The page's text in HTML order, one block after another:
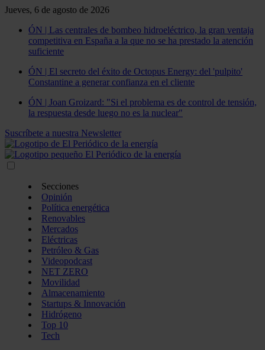
Jueves, 6 de agosto de 2026
ÓN | Las centrales de bombeo hidroeléctrico, la gran ventaja
competitiva en España a la que no se ha prestado la atención
suficiente
ÓN | El secreto del éxito de Octopus Energy: del 'pulpito'
Constantine a generar confianza en el cliente
ÓN | Joan Groizard: "Si el problema es de control de tensión,
la respuesta desde luego no es la nuclear"
Suscríbete a nuestra Newsletter
Secciones
Opinión
Política energética
Renovables
Mercados
Eléctricas
Petróleo & Gas
Videopodcast
NET ZERO
Movilidad
Almacenamiento
Startups & Innovación
Hidrógeno
Top 10
Tech